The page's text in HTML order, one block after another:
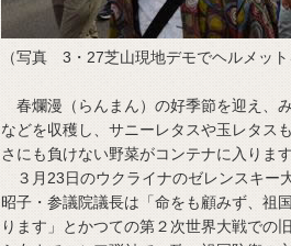
（写真 3・27芝山現地デモでヘルメッ
春爛漫（らんまん）の好季節を迎え、
などを収穫し、サニーレタスや玉レタス
さにも負けない野菜がコンテナに入りま
３月23日のウクライナのゼレンスキー
昭子・参議院議長は「命をも顧みず、祖
ります」とかつての第２次世界大戦での